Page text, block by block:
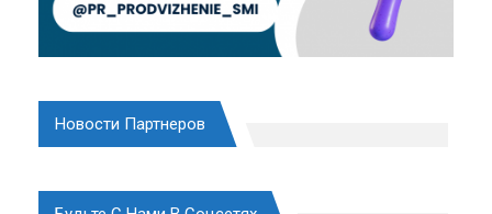
Новости Партнеров